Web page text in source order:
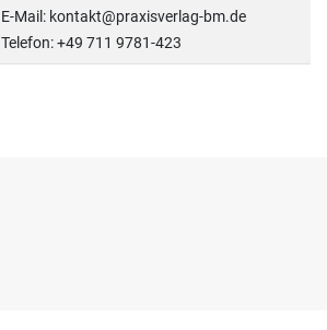
E-Mail: kontakt@praxisverlag-bm.de
Telefon: +49 711 9781-423